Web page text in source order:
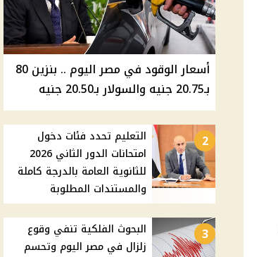
أسعار الوقود في مصر اليوم .. بنزين 80
بـ20.75 جنيه والسولار بـ20.50 جنيه
2
التعليم تحدد فئات دخول
امتحانات الدور الثاني 2026
للثانوية العامة بالدرجة كاملة
والمستندات المطلوبة
3
البحوث الفلكية تنفي وقوع
زلزال في مصر اليوم وتحسم